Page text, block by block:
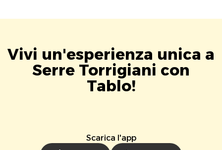
Vivi un'esperienza unica a
Serre Torrigiani con
Tablo!
Scarica l'app